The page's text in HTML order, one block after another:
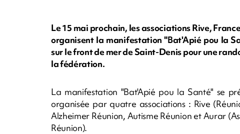
Le 15 mai prochain, les associations Rive,
organisent la manifestation "Bat'Apié pou la
sur le front de mer de Saint-Denis pour une
la fédération.
La manifestation "Bat'Apié pou la Santé" se
organisée par quatre associations : Rive
Alzheimer Réunion, Autisme Réunion et Aurar
Réunion).